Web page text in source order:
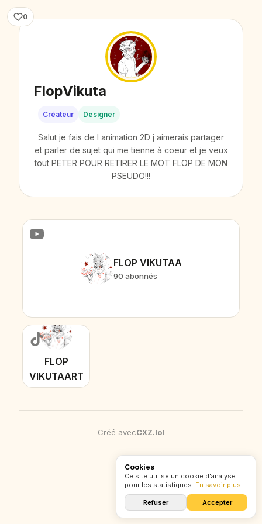
0
FlopVikuta
Créateur Designer
Salut je fais de l animation 2D j aimerais partager
et parler de sujet qui me tienne à coeur et je veux
tout PETER POUR RETIRER LE MOT FLOP DE MON
PSEUDO!!!
FLOP VIKUTAA
90 abonnés
FLOP
VIKUTAART
90 followers
Créé avecCXZ.lol
Cookies
Ce site utilise un cookie d'analyse
pour les statistiques. En savoir plus
Refuser Accepter